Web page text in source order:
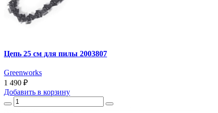
Цепь 25 см для пилы 2003807
Greenworks
1 490 ₽
Добавить в корзину